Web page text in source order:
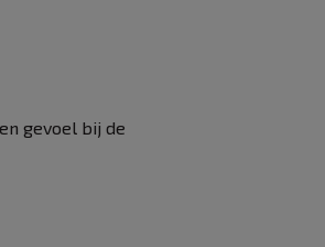
gevoel bij de